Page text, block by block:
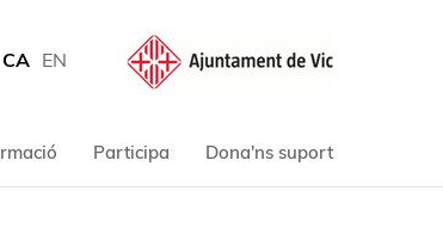
CA EN
Participa Dona'ns suport